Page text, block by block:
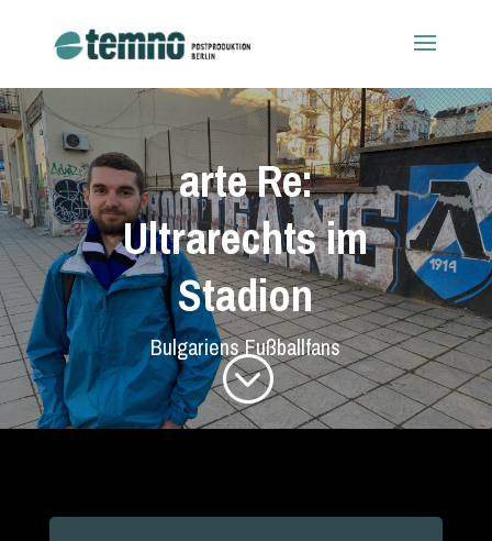
arte Re:
Ultrarechts im
Stadion
Bulgariens Fußballfans
;